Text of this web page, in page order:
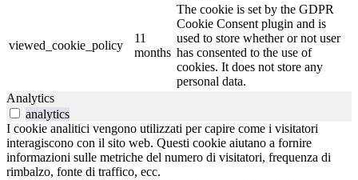
viewed_cookie_policy
11
months
The cookie is set by the GDPR
Cookie Consent plugin and is
used to store whether or not user
has consented to the use of
cookies. It does not store any
personal data.
Analytics
analytics
I cookie analitici vengono utilizzati per capire come i visitatori
interagiscono con il sito web. Questi cookie aiutano a fornire
informazioni sulle metriche del numero di visitatori, frequenza di
rimbalzo, fonte di traffico, ecc.